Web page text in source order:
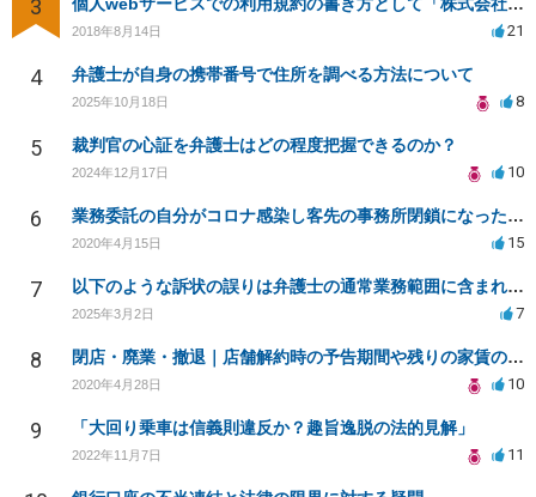
3
2018年8月14日 21
4 弁護士が自身の携帯番号で住所を調べる方法について
2025年10月18日 8
5 裁判官の心証を弁護士はどの程度把握できるのか？
2024年12月17日 10
6 業務委託の自分がコロナ感染し客先の事務所閉鎖になったら損害賠償請求されますか？
2020年4月15日 15
7 以下のような訴状の誤りは弁護士の通常業務範囲に含まれるか？
2025年3月2日 7
8 閉店・廃業・撤退｜店舗解約時の予告期間や残りの家賃の支払い（編集部投稿）
2020年4月28日 10
9 「大回り乗車は信義則違反か？趣旨逸脱の法的見解」
2022年11月7日 11